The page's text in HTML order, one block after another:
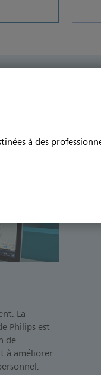
à des
La
Philips est
de
à améliorer